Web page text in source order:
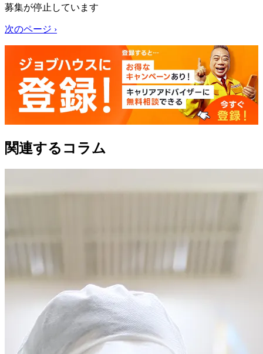
募集が停止しています
次のページ ›
関連するコラム